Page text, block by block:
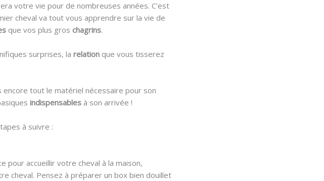
votre vie pour de nombreuses années. C’est
cheval va tout vous apprendre sur la vie de
que vos plus gros chagrins.
surprises, la relation que vous tisserez
encore tout le matériel nécessaire pour son
indispensables à son arrivée !
à suivre :
pour accueillir votre cheval à la maison,
cheval. Pensez à préparer un box bien douillet